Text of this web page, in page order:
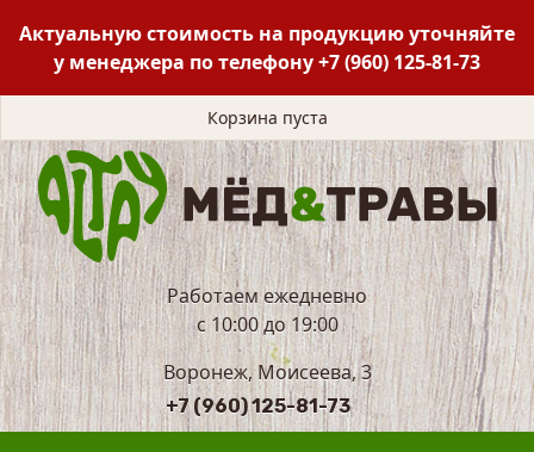
Актуальную стоимость на продукцию уточняйте
у менеджера по телефону+7 (960) 125-81-73
Корзина пуста
Работаем ежедневно
с 10:00 до 19:00
Воронеж, Моисеева, 3
+7 (960) 125-81-73